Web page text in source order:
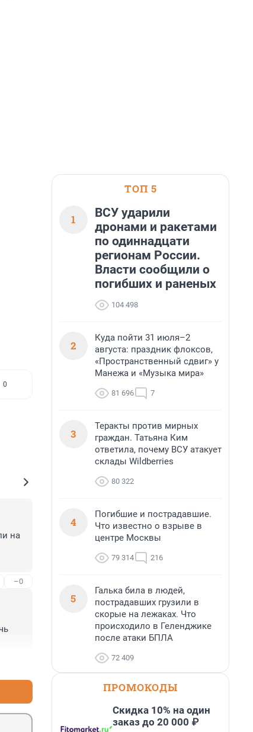
0
на
–0
ТОП 5
1
ВСУ ударили
дронами и ракетами
по одиннадцати
регионам России.
Власти сообщили о
погибших и раненых
104 498
2
Куда пойти 31 июля–2
августа: праздник флоксов,
«Пространственный сдвиг» у
Манежа и «Музыка мира»
81 696 7
3
Теракты против мирных
граждан. Татьяна Ким
ответила, почему ВСУ атакует
склады Wildberries
80 322
4
Погибшие и пострадавшие.
Что известно о взрыве в
центре Москвы
79 314 216
5
Галька била в людей,
пострадавших грузили в
скорые на лежаках. Что
происходило в Геленджике
после атаки БПЛА
72 409
ПРОМОКОДЫ
Скидка 10% на один
заказ до 20 000 ₽